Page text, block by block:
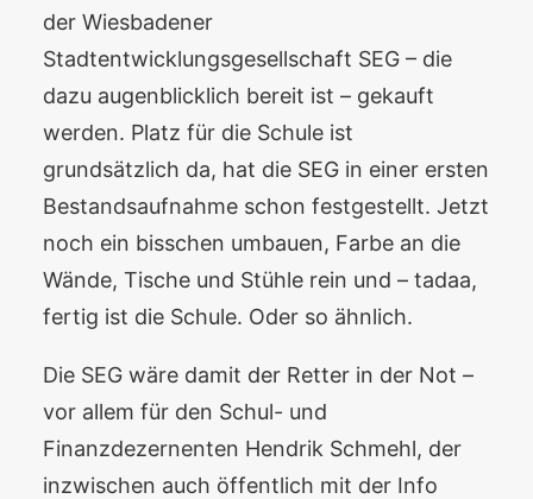
der Wiesbadener
Stadtentwicklungsgesellschaft SEG – die
dazu augenblicklich bereit ist – gekauft
werden. Platz für die Schule ist
grundsätzlich da, hat die SEG in einer ersten
Bestandsaufnahme schon festgestellt. Jetzt
noch ein bisschen umbauen, Farbe an die
Wände, Tische und Stühle rein und – tadaa,
fertig ist die Schule. Oder so ähnlich.
Die SEG wäre damit der Retter in der Not –
vor allem für den Schul- und
Finanzdezernenten Hendrik Schmehl, der
inzwischen auch öffentlich mit der Info